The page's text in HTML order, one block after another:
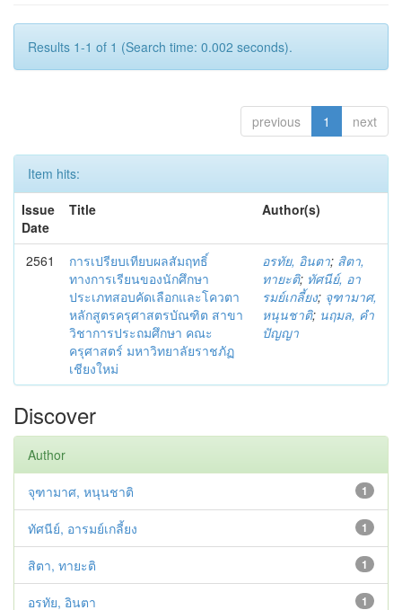
Results 1-1 of 1 (Search time: 0.002 seconds).
previous 1 next
Item hits:
Issue
Date
Title Author(s)
2561
การเปรียบเทียบผลสัมฤทธิ์
ทางการเรียนของนักศึกษา
ประเภทสอบคัดเลือกและโควตา
หลักสูตรครุศาสตรบัณฑิต สาขา
วิชาการประถมศึกษา คณะ
ครุศาสตร์ มหาวิทยาลัยราชภัฏ
เชียงใหม่
อรทัย, อินตา; สิตา,
ทายะติ; ทัศนีย์, อา
รมย์เกลี้ยง; จุฑามาศ,
หนุนชาติ; นฤมล, คำ
ปัญญา
Discover
Author
1
จุฑามาศ, หนุนชาติ
1
ทัศนีย์, อารมย์เกลี้ยง
1
สิตา, ทายะติ
1
อรทัย, อินตา